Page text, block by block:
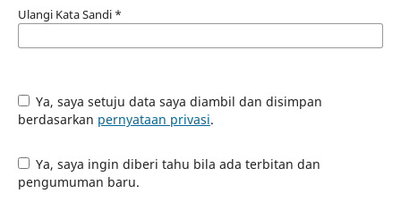
Ulangi Kata Sandi *
Ya, saya setuju data saya diambil dan disimpan
berdasarkan pernyataan privasi.
Ya, saya ingin diberi tahu bila ada terbitan dan
pengumuman baru.